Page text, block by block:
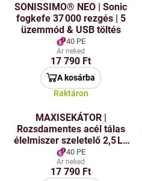
SONISSIMO® NEO | Sonic
fogkefe 37 000 rezgés | 5
üzemmód & USB töltés
40 PE
Ár neked
17 790 Ft
A kosárba
Raktáron
MAXISEKÁTOR |
Rozsdamentes acél tálas
élelmiszer szeletelő 2,5 L |
300 W | 2 sebesség &
négyélű
40 PE
Ár neked
17 790 Ft